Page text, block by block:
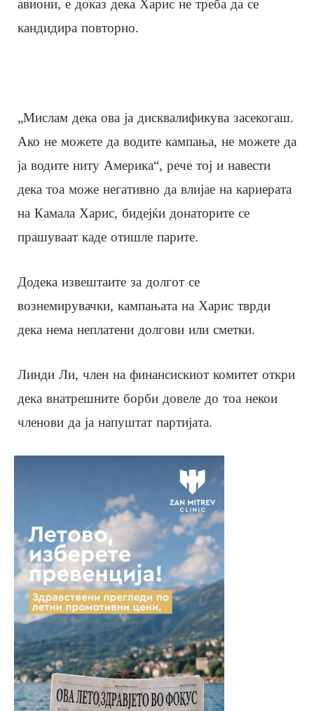
авиони, е доказ дека Харис не треба да се
кандидира повторно.
„Мислам дека ова ја дисквалификува засекогаш.
Ако не можете да водите кампања, не можете да
ја водите ниту Америка“, рече тој и навести
дека тоа може негативно да влијае на кариерата
на Камала Харис, бидејќи донаторите се
прашуваат каде отишле парите.
Додека извештаите за долгот се
вознемирувачки, кампањата на Харис тврди
дека нема неплатени долгови или сметки.
Линди Ли, член на финансискиот комитет откри
дека внатрешните борби довеле до тоа некои
членови да ја напуштат партијата.